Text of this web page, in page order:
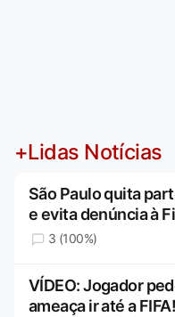
+Lidas Notícias
São Paulo quita
e evita denúncia à
3 (100%)
VÍDEO: Jogador
ameaça ir até a